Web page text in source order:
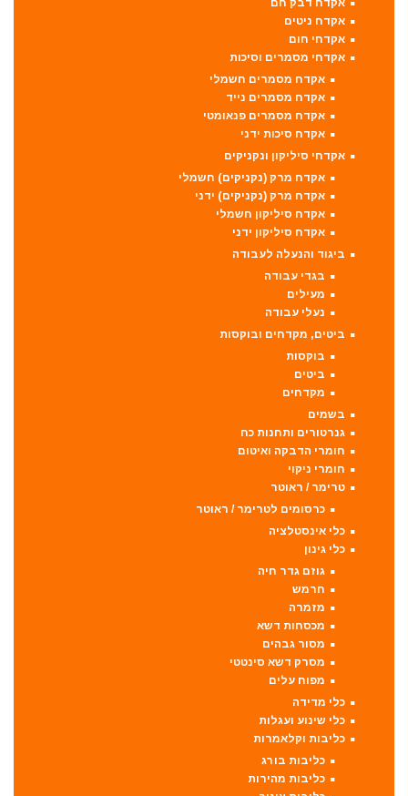
אקדח ניטים
אקדחי חום
אקדחי מסמרים וסיכות
אקדח מסמרים חשמלי
אקדח מסמרים נייד
אקדח מסמרים פנאומטי
אקדח סיכות ידני
אקדחי סיליקון ונקניקים
אקדח מרק (נקניקים) חשמלי
אקדח מרק (נקניקים) ידני
אקדח סיליקון חשמלי
אקדח סיליקון ידני
ביגוד והנעלה לעבודה
בגדי עבודה
מעילים
נעלי עבודה
ביטים, מקדחים ובוקסות
בוקסות
ביטים
מקדחים
בשמים
גנרטורים ותחנות כח
חומרי הדבקה ואיטום
חומרי ניקוי
טרימר / ראוטר
כרסומים לטרימר / ראוטר
כלי אינסטלציה
כלי גינון
גוזם גדר חיה
חרמש
מזמרה
מכסחות דשא
מסור גבהים
מסרק דשא סינטטי
מפוח עלים
כלי מדידה
כלי שינוע ועגלות
כליבות וקלאמרות
כליבות בורג
כליבות מהירות